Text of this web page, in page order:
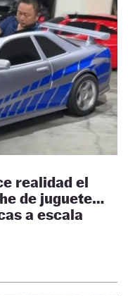
realidad el
de juguete…
a escala